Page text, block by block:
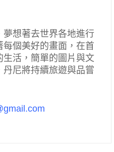
想著去世界各地進行
個美好的畫面，在首
活，簡單的圖片與文
尼將持續旅遊與品嘗